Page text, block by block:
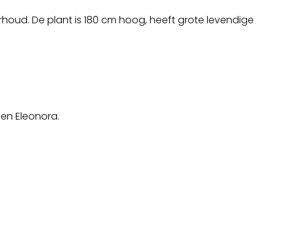
De plant is 180 cm hoog, heeft grote levendige
Eleonora.